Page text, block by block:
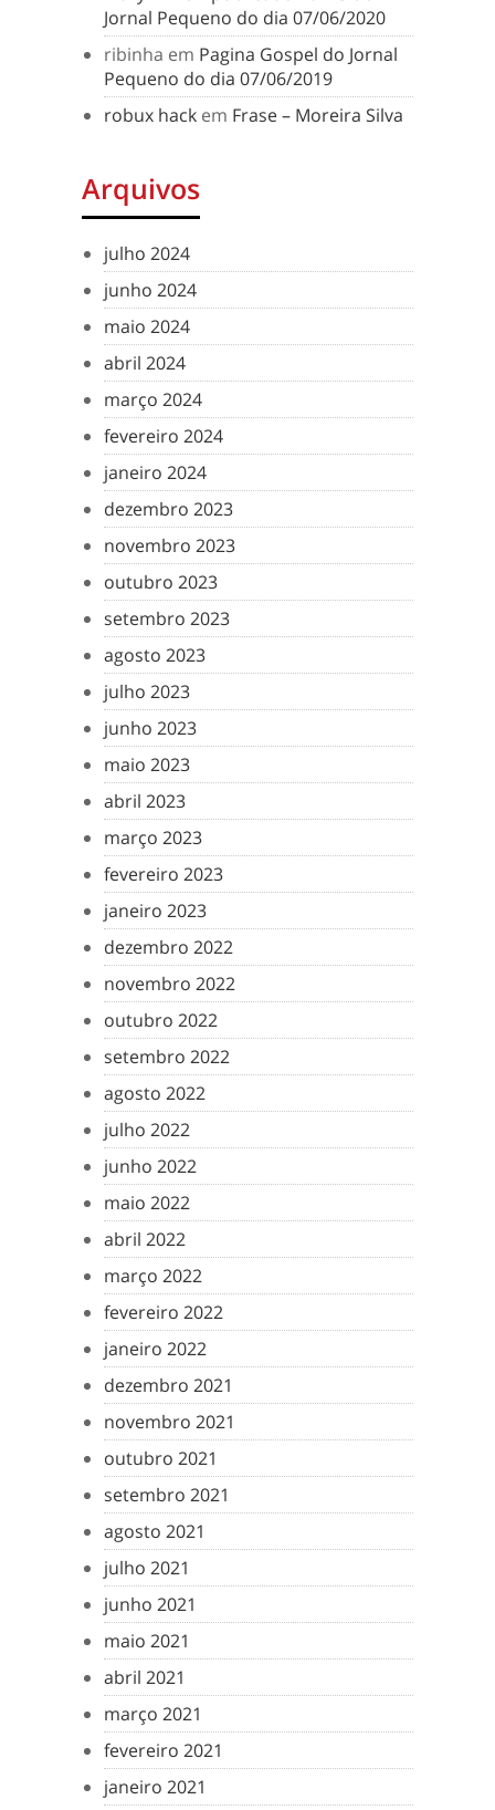
Jornal Pequeno do dia 07/06/2020
ribinha em Pagina Gospel do Jornal
Pequeno do dia 07/06/2019
robux hack em Frase – Moreira Silva
Arquivos
julho 2024
junho 2024
maio 2024
abril 2024
março 2024
fevereiro 2024
janeiro 2024
dezembro 2023
novembro 2023
outubro 2023
setembro 2023
agosto 2023
julho 2023
junho 2023
maio 2023
abril 2023
março 2023
fevereiro 2023
janeiro 2023
dezembro 2022
novembro 2022
outubro 2022
setembro 2022
agosto 2022
julho 2022
junho 2022
maio 2022
abril 2022
março 2022
fevereiro 2022
janeiro 2022
dezembro 2021
novembro 2021
outubro 2021
setembro 2021
agosto 2021
julho 2021
junho 2021
maio 2021
abril 2021
março 2021
fevereiro 2021
janeiro 2021